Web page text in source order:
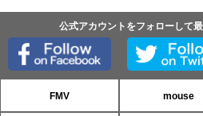
公式アカウントをフォローして
FMV mouse